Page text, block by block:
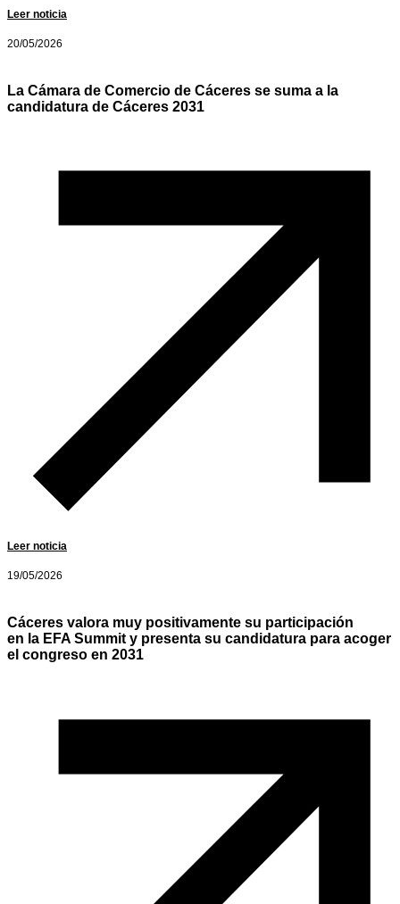
Leer noticia
20/05/2026
La Cámara de Comercio de Cáceres se suma a la
candidatura de Cáceres 2031
Leer noticia
19/05/2026
Cáceres valora muy positivamente su participación
en la EFA Summit y presenta su candidatura para acoger
el congreso en 2031